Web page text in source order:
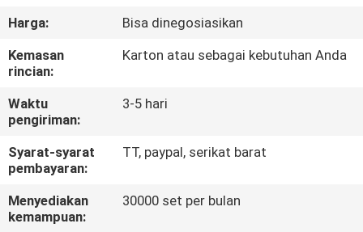
KUALITAS
KAMI
BERITA
KASUS
Harga:
Bisa dinegosiasikan
Kemasan
rincian:
Karton atau sebagai kebutuhan Anda
Waktu
pengiriman:
3-5 hari
Syarat-syarat
pembayaran:
TT, paypal, serikat barat
Menyediakan
kemampuan:
30000 set per bulan